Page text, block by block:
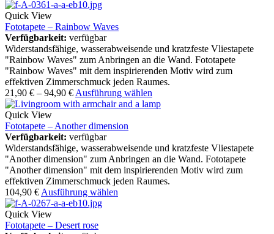
Quick View
Fototapete – Rainbow Waves
Verfügbarkeit: verfügbar
Widerstandsfähige, wasserabweisende und kratzfeste Vliestapete
"Rainbow Waves" zum Anbringen an die Wand. Fototapete
"Rainbow Waves" mit dem inspirierenden Motiv wird zum
effektiven Zimmerschmuck jeden Raumes.
21,90 € – 94,90 € Ausführung wählen
Quick View
Fototapete – Another dimension
Verfügbarkeit: verfügbar
Widerstandsfähige, wasserabweisende und kratzfeste Vliestapete
"Another dimension" zum Anbringen an die Wand. Fototapete
"Another dimension" mit dem inspirierenden Motiv wird zum
effektiven Zimmerschmuck jeden Raumes.
104,90 € Ausführung wählen
Quick View
Fototapete – Desert rose